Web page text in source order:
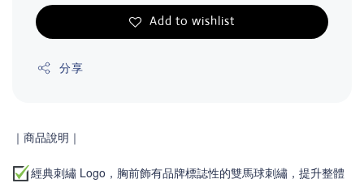
Add to wishlist
分享
｜商品說明｜
經典刺繡 Logo，胸前飾有品牌標誌性的雙馬球刺繡，提升整體